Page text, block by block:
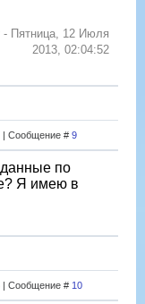
- Пятница, 12 Июля
2013, 02:04:52
| Сообщение # 9
по
Я имею в
| Сообщение # 10